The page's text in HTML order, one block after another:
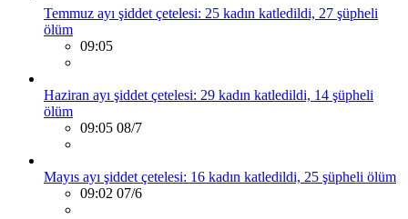
Temmuz ayı şiddet çetelesi: 25 kadın katledildi, 27 şüpheli
ölüm
09:05
Haziran ayı şiddet çetelesi: 29 kadın katledildi, 14 şüpheli
ölüm
09:05 08/7
Mayıs ayı şiddet çetelesi: 16 kadın katledildi, 25 şüpheli ölüm
09:02 07/6